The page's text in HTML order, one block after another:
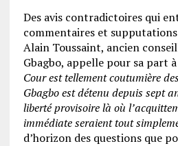
Des avis contradictoires qui
commentaires et
Alain Toussaint, ancien
Gbagbo, appelle pour sa part
Cour est tellement coutumière
Gbagbo est détenu depuis sept
liberté provisoire là où
immédiate seraient tout
d’horizon des questions que